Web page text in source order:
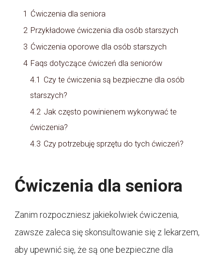
1 Ćwiczenia dla seniora
2 Przykładowe ćwiczenia dla osób starszych
3 Ćwiczenia oporowe dla osób starszych
4 Faqs dotyczące ćwiczeń dla seniorów
4.1 Czy te ćwiczenia są bezpieczne dla osób
starszych?
4.2 Jak często powinienem wykonywać te
ćwiczenia?
4.3 Czy potrzebuję sprzętu do tych ćwiczeń?
Ćwiczenia dla seniora
Zanim rozpoczniesz jakiekolwiek ćwiczenia,
zawsze zaleca się skonsultowanie się z lekarzem,
aby upewnić się, że są one bezpieczne dla